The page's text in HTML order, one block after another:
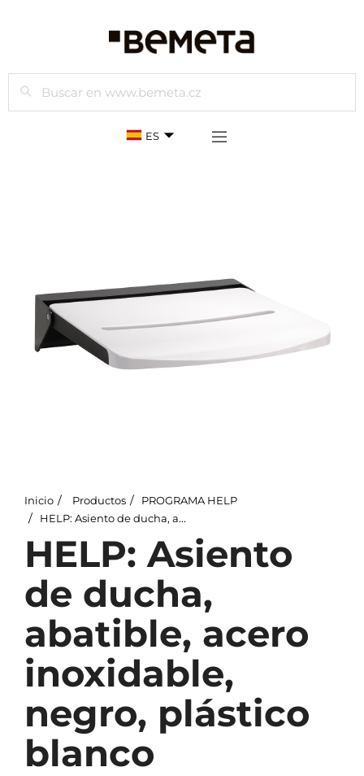
Buscar
ES
Inicio Productos
PROGRAMA HELP
HELP: Asiento de ducha, abatible, acero inoxidable, negro, plástico blanco
HELP: Asiento
de ducha,
abatible, acero
inoxidable,
negro, plástico
blanco